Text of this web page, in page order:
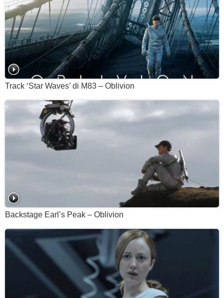
Track ‘Star Waves’ di M83 – Oblivion
Backstage Earl’s Peak – Oblivion